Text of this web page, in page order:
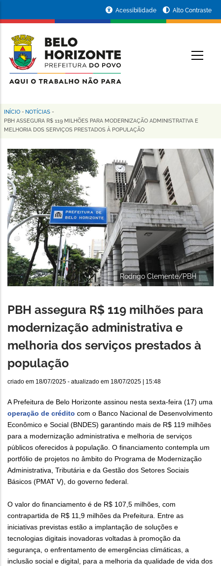
conteúdo
principal
da
Prefeitura
de
Horizonte
Acessibilidade Alto Contraste
Trilha
de
navegação
INÍCIO - NOTÍCIAS -
PBH ASSEGURA R$ 119 MILHÕES PARA MODERNIZAÇÃO ADMINISTRATIVA E
MELHORIA DOS SERVIÇOS PRESTADOS À POPULAÇÃO
Rodrigo Clemente/PBH
PBH assegura R$ 119 milhões para
modernização administrativa e
melhoria dos serviços prestados à
população
criado em 18/07/2025 - atualizado em 18/07/2025 | 15:48
A Prefeitura de Belo Horizonte assinou nesta sexta-feira (17) uma
operação de crédito com o Banco Nacional de Desenvolvimento
Econômico e Social (BNDES) garantindo mais de R$ 119 milhões
para a modernização administrativa e melhoria de serviços
públicos oferecidos à população. O financiamento contempla um
portfólio de projetos no âmbito do Programa de Modernização
Administrativa, Tributária e da Gestão dos Setores Sociais
Básicos (PMAT V), do governo federal.
O valor do financiamento é de R$ 107,5 milhões, com
contrapartida de R$ 11,9 milhões da Prefeitura. Entre as
iniciativas previstas estão a implantação de soluções e
tecnologias digitais inovadoras voltadas à promoção da
segurança, o enfrentamento de emergências climáticas, a
inclusão social e digital, para a melhoria da qualidade de vida dos